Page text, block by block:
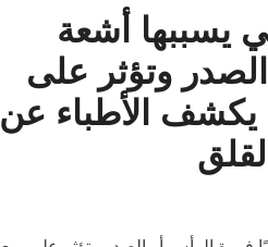
يسببها أشعة
وتؤثر على
الأطباء عن